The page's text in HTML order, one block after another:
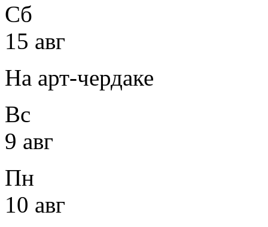
Сб
15 авг
На арт-чердаке
Вс
9 авг
Пн
10 авг